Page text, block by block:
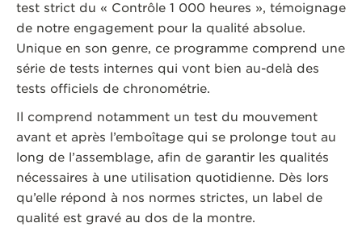
test strict du « Contrôle 1 000 heures », témoignage
de notre engagement pour la qualité absolue.
Unique en son genre, ce programme comprend une
série de tests internes qui vont bien au-delà des
tests officiels de chronométrie.
Il comprend notamment un test du mouvement
avant et après l’emboîtage qui se prolonge tout au
long de l’assemblage, afin de garantir les qualités
nécessaires à une utilisation quotidienne. Dès lors
qu’elle répond à nos normes strictes, un label de
qualité est gravé au dos de la montre.